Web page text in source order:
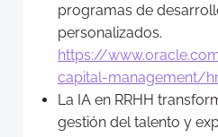
programas de
personalizados.
https://
capital-management/
La IA en RRHH
gestión del talento y